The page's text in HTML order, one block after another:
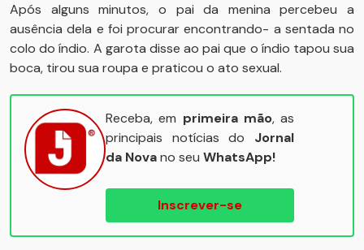
Após alguns minutos, o pai da menina percebeu a
ausência dela e foi procurar encontrando- a sentada no
colo do índio. A garota disse ao pai que o índio tapou sua
boca, tirou sua roupa e praticou o ato sexual.
Receba, em primeira mão, as
principais notícias do Jornal
da Novano seu WhatsApp!
Inscrever-se